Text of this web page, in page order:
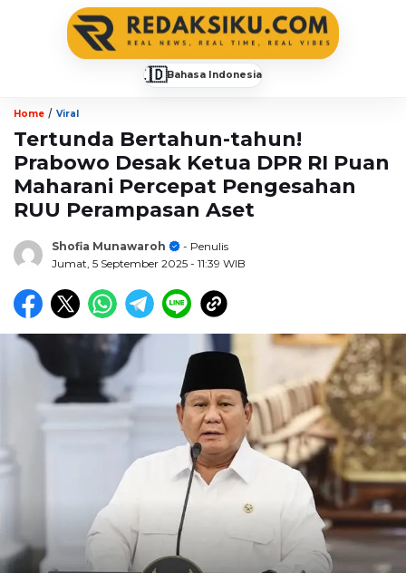
🇮🇩Bahasa Indonesia
Home / Viral
Tertunda Bertahun-tahun!
Prabowo Desak Ketua DPR RI Puan
Maharani Percepat Pengesahan
RUU Perampasan Aset
Shofia Munawaroh
- Penulis
Jumat, 5 September 2025 - 11:39 WIB